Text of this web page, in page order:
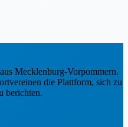
Mecklenburg-Vorpommern.
die Plattform, sich zu
berichten.